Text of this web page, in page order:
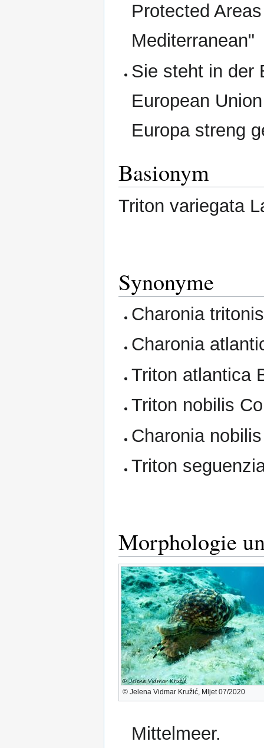
Protected
Mediterranean"
Sie steht in der
European
Europa streng
Basionym
Triton variegata
Synonyme
Charonia
Charonia
Triton atlantica
Triton nobilis
Charonia
Triton
Morphologie
© Jelena Vidmar Kružić, Mljet 07/2020
Mittelmeer.